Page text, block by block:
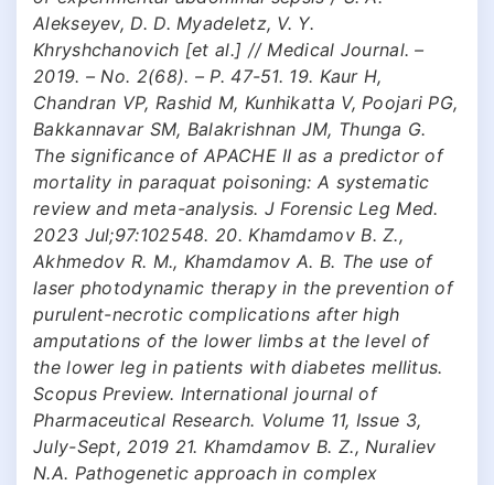
Alekseyev, D. D. Myadeletz, V. Y.
Khryshchanovich [et al.] // Medical Journal. –
2019. – No. 2(68). – P. 47-51. 19. Kaur H,
Chandran VP, Rashid M, Kunhikatta V, Poojari PG,
Bakkannavar SM, Balakrishnan JM, Thunga G.
The significance of APACHE II as a predictor of
mortality in paraquat poisoning: A systematic
review and meta-analysis. J Forensic Leg Med.
2023 Jul;97:102548. 20. Khamdamov B. Z.,
Akhmedov R. M., Khamdamov A. B. The use of
laser photodynamic therapy in the prevention of
purulent-necrotic complications after high
amputations of the lower limbs at the level of
the lower leg in patients with diabetes mellitus.
Scopus Preview. International journal of
Pharmaceutical Research. Volume 11, Issue 3,
July-Sept, 2019 21. Khamdamov B. Z., Nuraliev
N.A. Pathogenetic approach in complex